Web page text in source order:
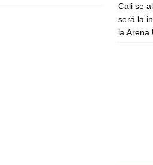
Cali se
será la
la Arena